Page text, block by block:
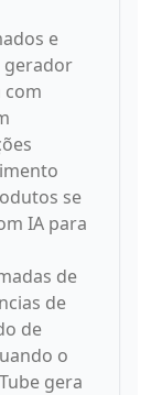
e
gerador
com
se
IA para
de
de
de
o
gera